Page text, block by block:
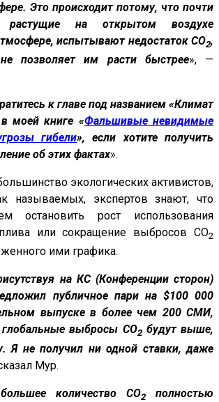
Это происходит потому, что почти
растущие на открытом воздухе
испытывают недостаток CO2,
позволяет им расти быстрее», —
к главе под названием «Климат
моей книге «Фальшивые невидимые
гибели», если хотите получить
об этих фактах».
экологических активистов,
называемых, экспертов знают, что
рост использования
или сокращение выбросов CO2
ими графика.
на КС (Конференции сторон)
публичное пари на $100 000
выпуске в более чем 200 СМИ,
выбросы CO2будут выше,
Я не получил ни одной ставки, даже
Мур.
количество CO2
полностью